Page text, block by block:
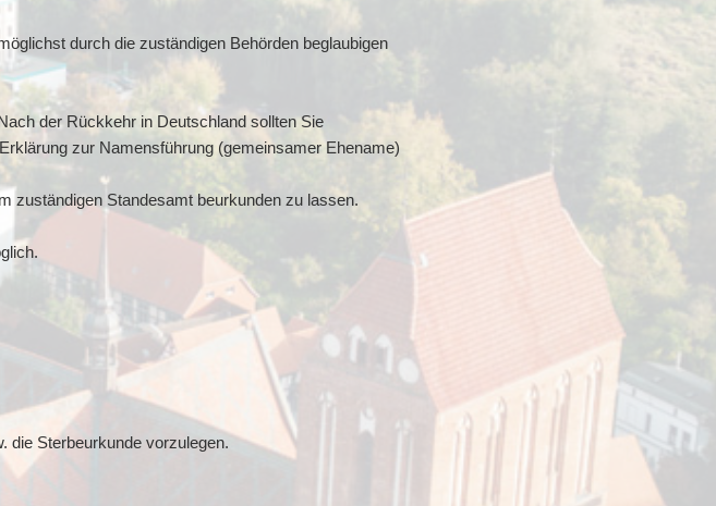
durch die zuständigen Behörden beglaubigen
der Rückkehr in Deutschland sollten Sie
zur Namensführung (gemeinsamer Ehename)
zuständigen Standesamt beurkunden zu lassen.
die Sterbeurkunde vorzulegen.